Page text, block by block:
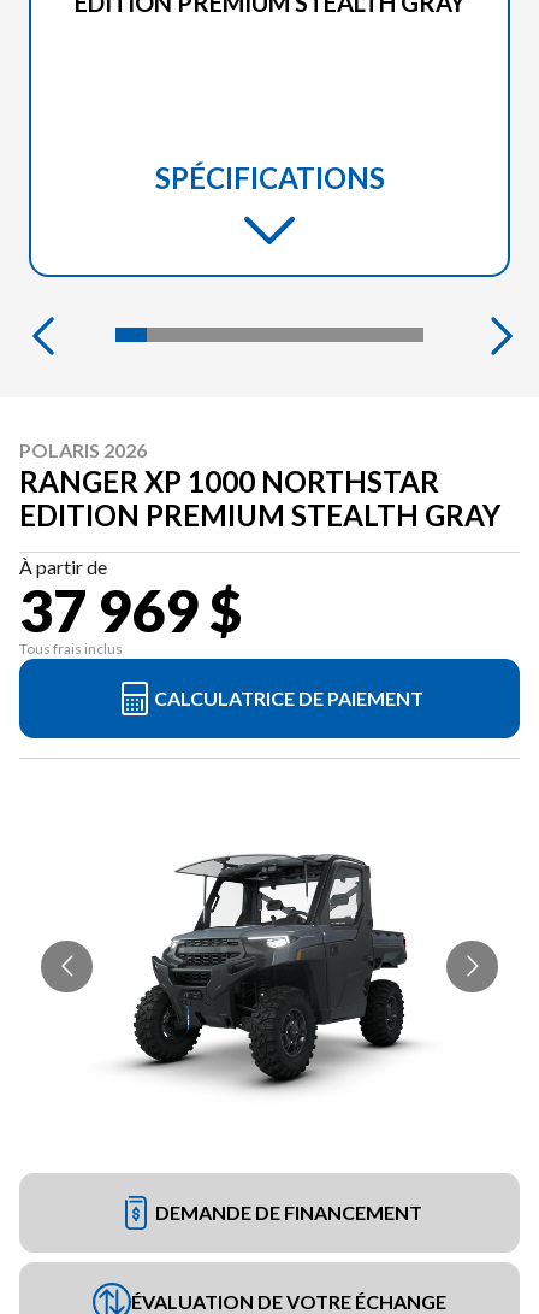
SPÉCIFICATIONS
POLARIS 2026
RANGER XP 1000 NORTHSTAR
EDITION PREMIUM STEALTH GRAY
À partir de
37 969 $
Tous frais inclus
CALCULATRICE DE PAIEMENT
DEMANDE DE FINANCEMENT
ÉVALUATION DE VOTRE ÉCHANGE